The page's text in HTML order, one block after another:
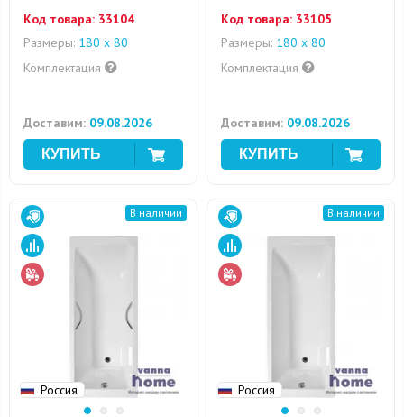
Код товара: 33104
Размеры: 180 x 80
Комплектация
Доставим: 09.08.2026
Код товара: 33105
Размеры: 180 x 80
Комплектация
Доставим: 09.08.2026
Россия
В наличии
Россия
В наличии